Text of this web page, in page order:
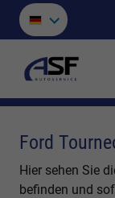
Ford
Hier sehen Sie
befinden und